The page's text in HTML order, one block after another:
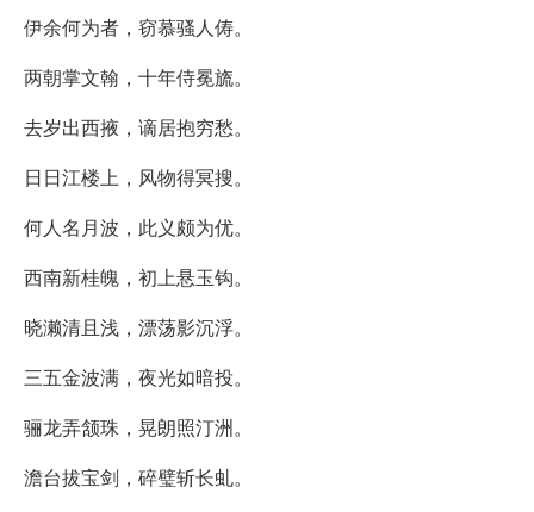
伊余何为者，窃慕骚人俦。
两朝掌文翰，十年侍冕旒。
去岁出西掖，谪居抱穷愁。
日日江楼上，风物得冥搜。
何人名月波，此义颇为优。
西南新桂魄，初上悬玉钩。
晓濑清且浅，漂荡影沉浮。
三五金波满，夜光如暗投。
骊龙弄颔珠，晃朗照汀洲。
澹台拔宝剑，碎璧斩长虬。